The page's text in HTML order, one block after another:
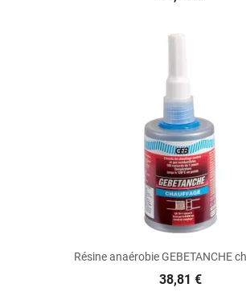
Résine anaérobie GEBETANCHE
38,81 €